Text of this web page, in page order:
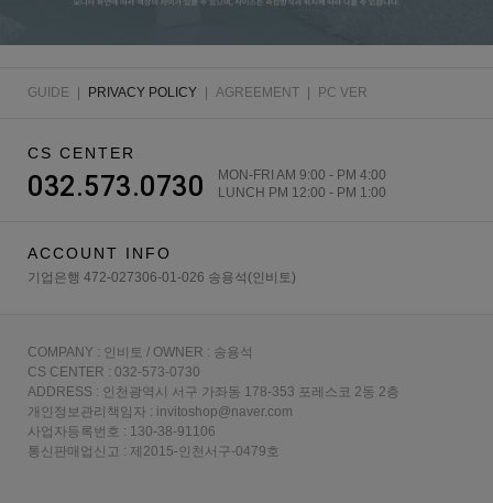
GUIDE PRIVACY POLICY AGREEMENT PC VER
CS CENTER
032.573.0730
MON-FRI AM 9:00 - PM 4:00
LUNCH PM 12:00 - PM 1:00
ACCOUNT INFO
기업은행 472-027306-01-026 송용석(인비토)
COMPANY : 인비토 / OWNER : 송용석
CS CENTER : 032-573-0730
ADDRESS : 인천광역시 서구 가좌동 178-353 포레스코 2동 2층
개인정보관리책임자 : invitoshop@naver.com
사업자등록번호 : 130-38-91106
통신판매업신고 : 제2015-인천서구-0479호